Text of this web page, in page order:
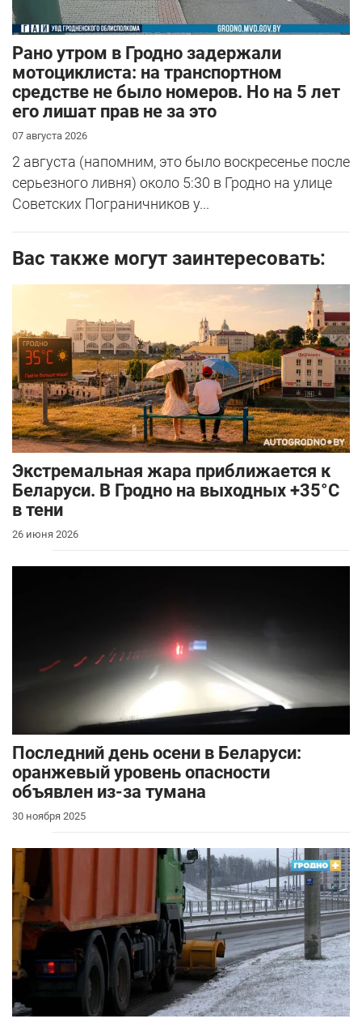
Рано утром в Гродно задержали
мотоциклиста: на транспортном
средстве не было номеров. Но на 5 лет
его лишат прав не за это
07 августа 2026
2 августа (напомним, это было воскресенье после
серьезного ливня) около 5:30 в Гродно на улице
Советских Пограничников у...
Вас также могут заинтересовать:
Экстремальная жара приближается к
Беларуси. В Гродно на выходных +35°C
в тени
26 июня 2026
Последний день осени в Беларуси:
оранжевый уровень опасности
объявлен из-за тумана
30 ноября 2025